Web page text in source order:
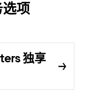
项
独享